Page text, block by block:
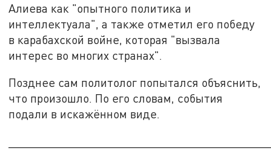
Алиева как "опытного политика и
интеллектуала", а также отметил его победу
в карабахской войне, которая "вызвала
интерес во многих странах".
Позднее сам политолог попытался объяснить,
что произошло. По его словам, события
подали в искажённом виде.